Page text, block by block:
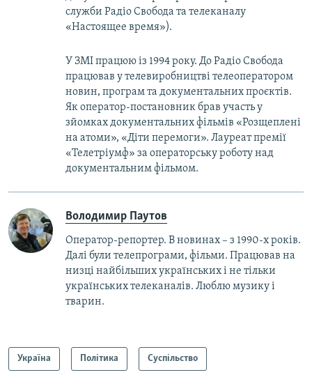
служби Радіо Свобода та телеканалу
«Настоящее время»).
У ЗМІ працюю із 1994 року. До Радіо Свобода
працював у телевиробництві телеоператором
новин, програм та документальних проєктів.
Як оператор-постановник брав участь у
зйомках документальних фільмів «Розщеплені
на атоми», «Діти перемоги». Лауреат премії
«Телетріумф» за операторську роботу над
документальним фільмом.
Володимир Паутов
Оператор-репортер. В новинах – з 1990-х років.
Далі були телепрограми, фільми. Працював на
низці найбільших українських і не тільки
українських телеканалів. Люблю музику і
тварин.
Україна Політика Суспільство